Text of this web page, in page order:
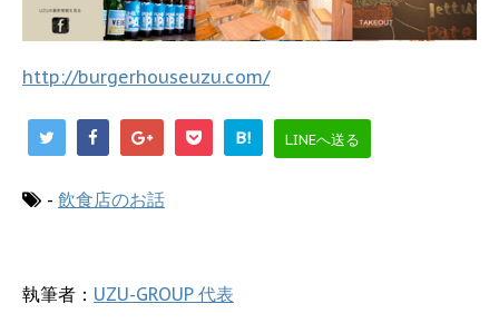
http://burgerhouseuzu.com/
B! LINEへ送る
- 飲食店のお話
執筆者： UZU-GROUP 代表